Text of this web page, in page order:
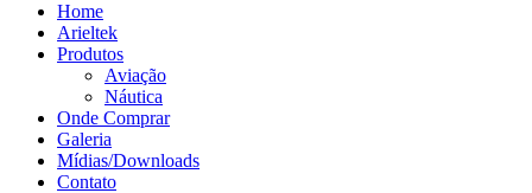
Home
Arieltek
Produtos
Aviação
Náutica
Onde Comprar
Galeria
Mídias/Downloads
Contato